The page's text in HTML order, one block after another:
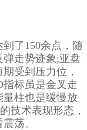
了150余点，随
弹走势迹象;亚盘
受到压力位，
标虽是金叉走
柱也是缓慢放
技术表现形态，
荡。